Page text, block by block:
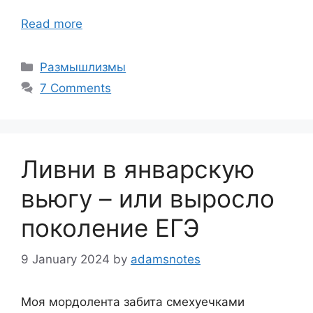
Read more
Categories
Размышлизмы
7 Comments
Ливни в январскую
вьюгу – или выросло
поколение ЕГЭ
9 January 2024 by adamsnotes
Моя мордолента забита смехуечками